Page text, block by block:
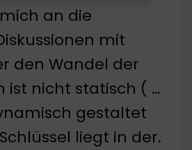
an die
mit
den Wandel der
ist nicht statisch ( …
gestaltet
liegt in der.